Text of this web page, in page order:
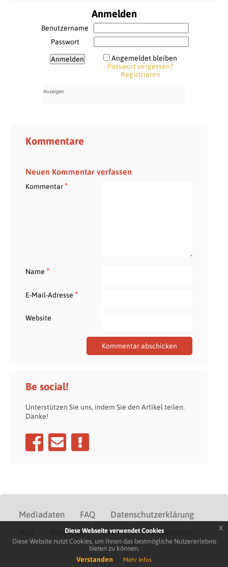
Anmelden
Benutzername
Passwort
Angemeldet bleiben
Passwort vergessen?
Registrieren
Kommentare
Neuen Kommentar verfassen
Kommentar*
Name *
E-Mail-Adresse *
Website
Be social!
Unterstützen Sie uns, indem Sie den Artikel teilen.
Danke!
Mediadaten FAQ
Datenschutzerklärung
Impressum Kontakt Newsletter
Diese Webseite verwendet Cookies
Diese Website nutzt Cookies, um Ihnen das bestmögliche Nutzererlebnis
bieten zu können.
Verstanden Mehr Infos
x